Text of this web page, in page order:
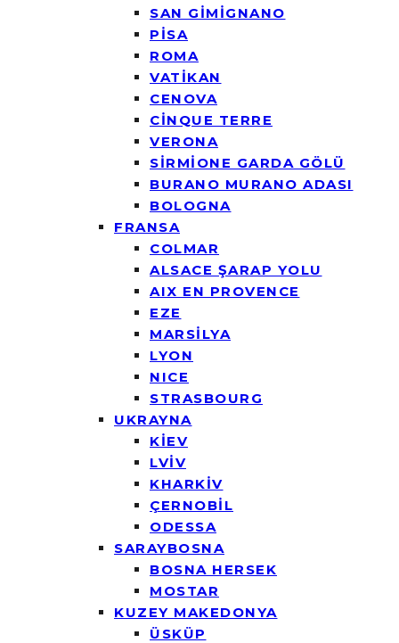
SAN GİMİGNANO
PİSA
ROMA
VATİKAN
CENOVA
CİNQUE TERRE
VERONA
SİRMİONE GARDA GÖLÜ
BURANO MURANO ADASI
BOLOGNA
FRANSA
COLMAR
ALSACE ŞARAP YOLU
AIX EN PROVENCE
EZE
MARSİLYA
LYON
NICE
STRASBOURG
UKRAYNA
KİEV
LVİV
KHARKİV
ÇERNOBİL
ODESSA
SARAYBOSNA
BOSNA HERSEK
MOSTAR
KUZEY MAKEDONYA
ÜSKÜP